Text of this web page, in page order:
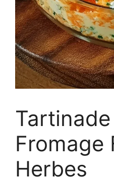
Fromage
Herbes